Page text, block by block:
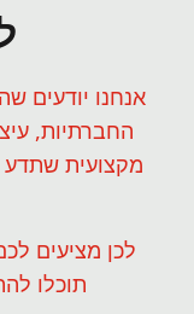
אנחנו יודעים
החברתיות,
מקצועית שתדע
לכן מציעים
תוכלו